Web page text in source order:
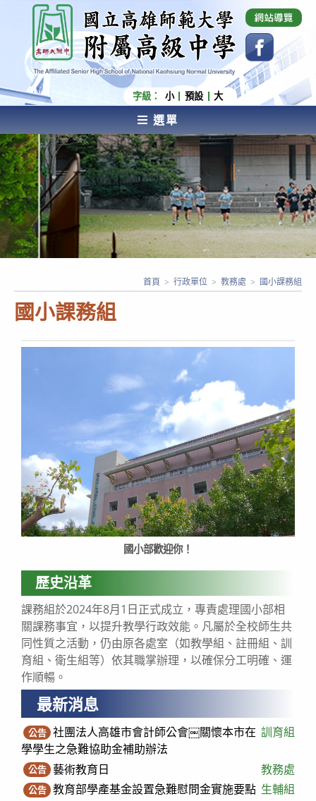
內
容
國立高雄師範大學附屬高級中學 Affiliated Senior
High School of National Kaohsiung Normal
University
字級： 小 預設 大
選單
AFFILIATED SENIOR HIGH SCHOOL OF NATIONAL
KAOHSIUNG NORMAL UNIVERSITY
國小課務組
首頁 > 行政單位 > 教務處 > 國小課務組
國小部歡迎你！
歷史沿革
課務組於2024年8月1日正式成立，專責處理國小部相
關課務事宜，以提升教學行政效能。凡屬於全校師生共
同性質之活動，仍由原各處室（如教學組、註冊組、訓
育組、衛生組等）依其職掌辦理，以確保分工明確、運
作順暢。
最新消息
公告 訓育組
社團法人高雄市會計師公會￼關懷本市在
學學生之急難協助金補助辦法
公告 藝術教育日 教務處
公告 教育部學產基金設置急難慰問金實施要點 生輔組